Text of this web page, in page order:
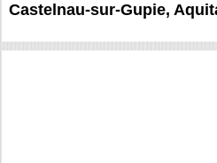
Castelnau-sur-Gupie,